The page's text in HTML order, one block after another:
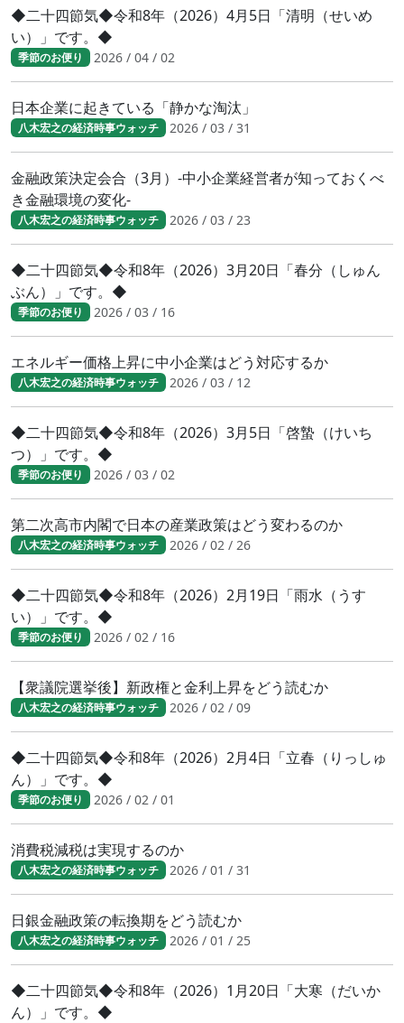
◆二十四節気◆令和8年（2026）4月5日「清明（せいめ
い）」です。◆
季節のお便り 2026 / 04 / 02
日本企業に起きている「静かな淘汰」
八木宏之の経済時事ウォッチ 2026 / 03 / 31
金融政策決定会合（3月）-中小企業経営者が知っておくべ
き金融環境の変化-
八木宏之の経済時事ウォッチ 2026 / 03 / 23
◆二十四節気◆令和8年（2026）3月20日「春分（しゅん
ぶん）」です。◆
季節のお便り 2026 / 03 / 16
エネルギー価格上昇に中小企業はどう対応するか
八木宏之の経済時事ウォッチ 2026 / 03 / 12
◆二十四節気◆令和8年（2026）3月5日「啓蟄（けいち
つ）」です。◆
季節のお便り 2026 / 03 / 02
第二次高市内閣で日本の産業政策はどう変わるのか
八木宏之の経済時事ウォッチ 2026 / 02 / 26
◆二十四節気◆令和8年（2026）2月19日「雨水（うす
い）」です。◆
季節のお便り 2026 / 02 / 16
【衆議院選挙後】新政権と金利上昇をどう読むか
八木宏之の経済時事ウォッチ 2026 / 02 / 09
◆二十四節気◆令和8年（2026）2月4日「立春（りっしゅ
ん）」です。◆
季節のお便り 2026 / 02 / 01
消費税減税は実現するのか
八木宏之の経済時事ウォッチ 2026 / 01 / 31
日銀金融政策の転換期をどう読むか
八木宏之の経済時事ウォッチ 2026 / 01 / 25
◆二十四節気◆令和8年（2026）1月20日「大寒（だいか
ん）」です。◆